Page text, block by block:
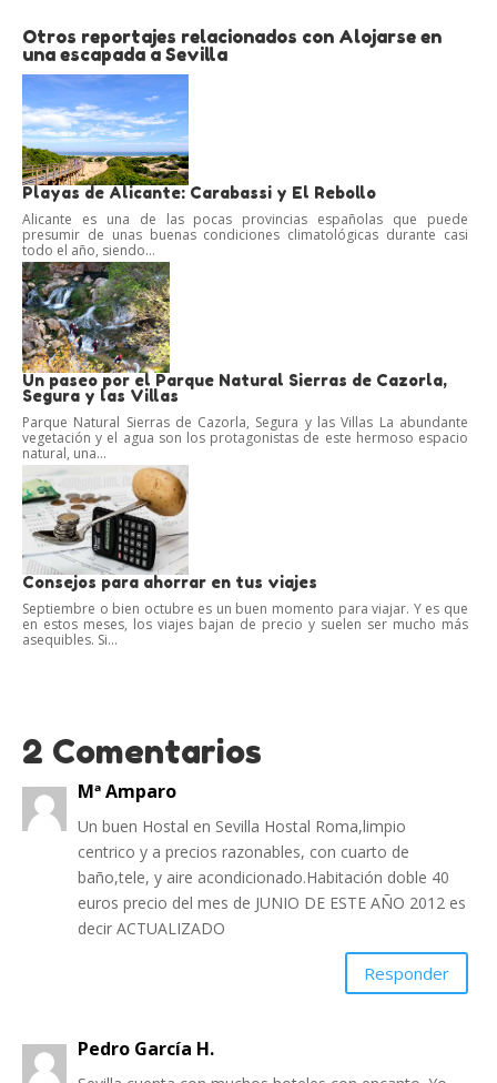
Otros reportajes relacionados con Alojarse en
una escapada a Sevilla
Playas de Alicante: Carabassi y El Rebollo
Alicante es una de las pocas provincias españolas que puede
presumir de unas buenas condiciones climatológicas durante casi
todo el año, siendo...
Un paseo por el Parque Natural Sierras de Cazorla,
Segura y las Villas
Parque Natural Sierras de Cazorla, Segura y las Villas La abundante
vegetación y el agua son los protagonistas de este hermoso espacio
natural, una...
Consejos para ahorrar en tus viajes
Septiembre o bien octubre es un buen momento para viajar. Y es que
en estos meses, los viajes bajan de precio y suelen ser mucho más
asequibles. Si...
2 Comentarios
Mª Amparo
Un buen Hostal en Sevilla Hostal Roma,limpio
centrico y a precios razonables, con cuarto de
baño,tele, y aire acondicionado.Habitación doble 40
euros precio del mes de JUNIO DE ESTE AÑO 2012 es
decir ACTUALIZADO
Responder
Pedro García H.